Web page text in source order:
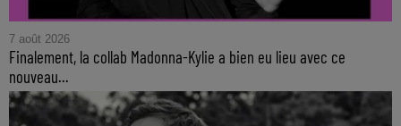
7 août 2026
Finalement, la collab Madonna-Kylie a bien eu lieu avec ce
nouveau...